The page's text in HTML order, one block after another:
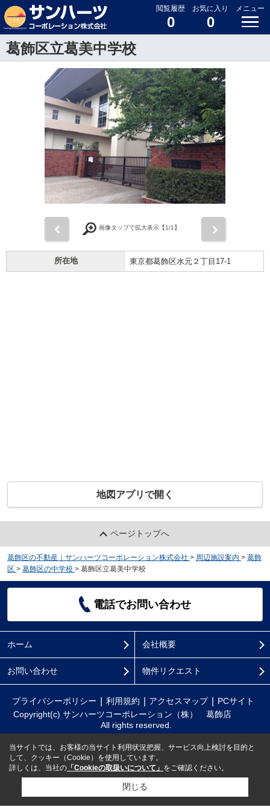
閲覧履歴
0
お気に入り
0
メニュー
葛飾区立葛美中学校
画像タップで拡大表示【1/1】
所在地 東京都葛飾区水元２丁目17-1
地図アプリで開く
ページトップへ
葛飾区の不動産｜サンハーツコーポレーション株式会社 > 周辺施設案内 > 葛飾
区 > 葛飾区の中学校 > 葛飾区立葛美中学校
電話でお問い合わせ
ホーム 会社概要
お問い合わせ 物件リクエスト
プライバシーポリシー 利用規約 アクセスマップ
PCサイト
Copyright(c) サンハーツコーポレーション（株） 葛飾店
All rights reserved.
当サイトでは、お客様の当サイト利用状況把握、サービス向上検討を目的と
して、クッキー（Cookie）を使用しています。
詳しくは、当社の 「Cookieの取扱いについて」 をご確認ください。
閉じる